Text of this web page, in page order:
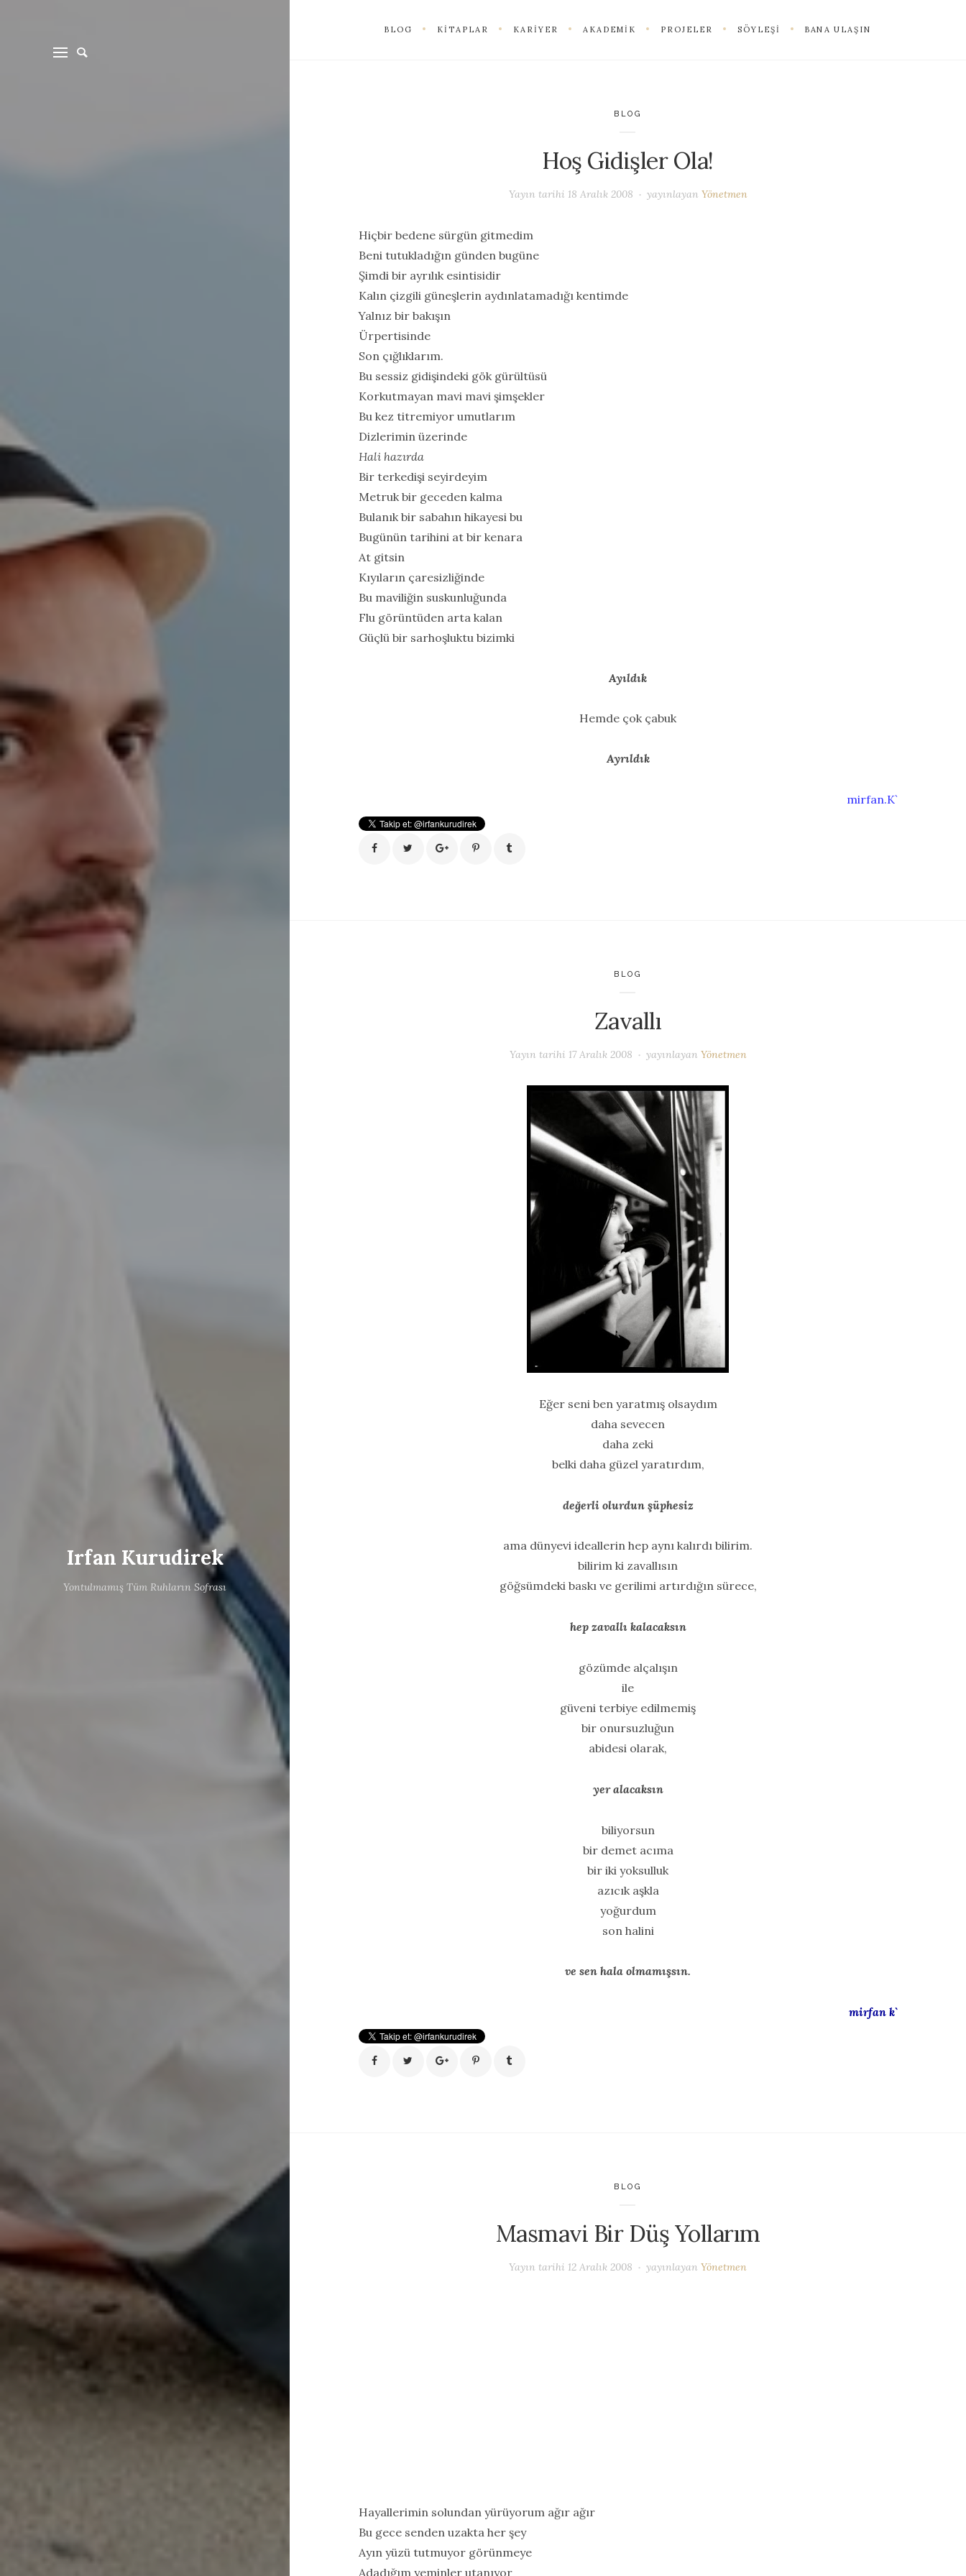
Irfan Kurudirek
Yontulmamış Tüm Ruhların Sofrası
BLOG KITAPLAR KARIYER AKADEMIK PROJELER SÖYLEŞI BANA ULAŞIN
BLOG
Hoş Gidişler Ola!
Yayın tarihi 18 Aralık 2008 yayınlayan Yönetmen
Hiçbir bedene sürgün gitmedim
Beni tutukladığın günden bugüne
Şimdi bir ayrılık esintisidir
Kalın çizgili güneşlerin aydınlatamadığı kentimde
Yalnız bir bakışın
Ürpertisinde
Son çığlıklarım.
Bu sessiz gidişindeki gök gürültüsü
Korkutmayan mavi mavi şimşekler
Bu kez titremiyor umutlarım
Dizlerimin üzerinde
Hali hazırda
Bir terkedişi seyirdeyim
Metruk bir geceden kalma
Bulanık bir sabahın hikayesi bu
Bugünün tarihini at bir kenara
At gitsin
Kıyıların çaresizliğinde
Bu maviliğin suskunluğunda
Flu görüntüden arta kalan
Güçlü bir sarhoşluktu bizimki
Ayıldık
Hemde çok çabuk
Ayrıldık
mirfan.K`
BLOG
Zavallı
Yayın tarihi 17 Aralık 2008 yayınlayan Yönetmen
Eğer seni ben yaratmış olsaydım
daha sevecen
daha zeki
belki daha güzel yaratırdım,
değerli olurdun şüphesiz
ama dünyevi ideallerin hep aynı kalırdı bilirim.
bilirim ki zavallısın
göğsümdeki baskı ve gerilimi artırdığın sürece,
hep zavallı kalacaksın
gözümde alçalışın
ile
güveni terbiye edilmemiş
bir onursuzluğun
abidesi olarak,
yer alacaksın
biliyorsun
bir demet acıma
bir iki yoksulluk
azıcık aşkla
yoğurdum
son halini
ve sen hala olmamışsın.
mirfan k`
BLOG
Masmavi Bir Düş Yollarım
Yayın tarihi 12 Aralık 2008 yayınlayanYönetmen
Hayallerimin solundan yürüyorum ağır ağır
Bu gece senden uzakta her şey
Ayın yüzü tutmuyor görünmeye
Adadığım yeminler utanıyor